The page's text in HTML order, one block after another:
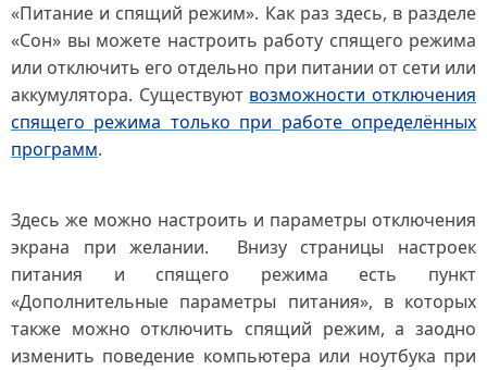
«Питание и спящий режим». Как раз здесь, в разделе
«Сон» вы можете настроить работу спящего режима
или отключить его отдельно при питании от сети или
аккумулятора. Существуют возможности отключения
спящего режима только при работе определённых
программ.
Здесь же можно настроить и параметры отключения
экрана при желании. Внизу страницы настроек
питания и спящего режима есть пункт
«Дополнительные параметры питания», в которых
также можно отключить спящий режим, а заодно
изменить поведение компьютера или ноутбука при